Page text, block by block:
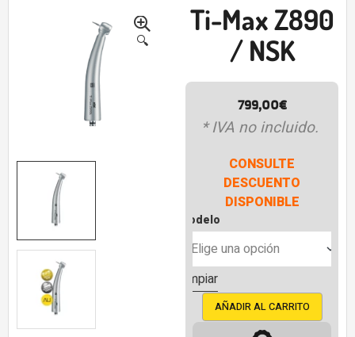
🔍
Ti-Max Z890
/ NSK
799,00€
* IVA no incluido.
CONSULTE
DESCUENTO
DISPONIBLE
Modelo
Limpiar
AÑADIR AL CARRITO